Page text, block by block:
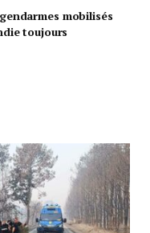
mobilisés
toujours